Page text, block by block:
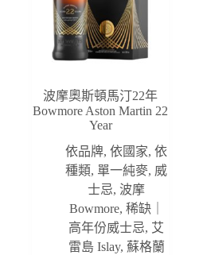
波摩奧斯頓馬汀22年
Bowmore Aston Martin 22
Year
依品牌,依國家,依
種類, 單一純麥, 威
士忌, 波摩
Bowmore, 稀缺｜
高年份威士忌, 艾
雷島 Islay, 蘇格蘭